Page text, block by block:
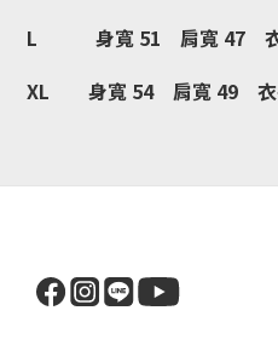
L 身寬 51 肩寬 47 衣
XL 身寬 54 肩寬 49 衣